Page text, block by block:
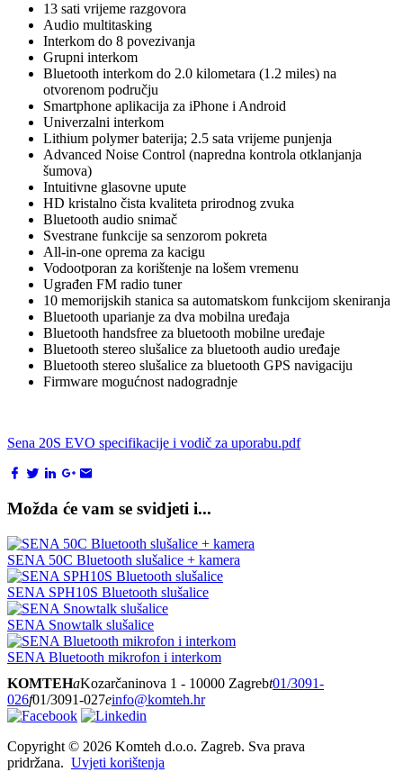
13 sati vrijeme razgovora
Audio multitasking
Interkom do 8 povezivanja
Grupni interkom
Bluetooth interkom do 2.0 kilometara (1.2 miles) na
otvorenom području
Smartphone aplikacija za iPhone i Android
Univerzalni interkom
Lithium polymer baterija; 2.5 sata vrijeme punjenja
Advanced Noise Control (napredna kontrola otklanjanja
šumova)
Intuitivne glasovne upute
HD kristalno čista kvaliteta prirodnog zvuka
Bluetooth audio snimač
Svestrane funkcije sa senzorom pokreta
All-in-one oprema za kacigu
Vodootporan za korištenje na lošem vremenu
Ugrađen FM radio tuner
10 memorijskih stanica sa automatskom funkcijom skeniranja
Bluetooth uparianje za dva mobilna uređaja
Bluetooth handsfree za bluetooth mobilne uređaje
Bluetooth stereo slušalice za bluetooth audio uređaje
Bluetooth stereo slušalice za bluetooth GPS navigaciju
Firmware mogućnost nadogradnje
Sena 20S EVO specifikacije i vodič za uporabu.pdf
Možda će vam se svidjeti i...
SENA 50C Bluetooth slušalice + kamera
SENA SPH10S Bluetooth slušalice
SENA Snowtalk slušalice
SENA Bluetooth mikrofon i interkom
KOMTEHaKozarčaninova 1 - 10000 Zagrebt01/3091-
026f01/3091-027einfo@komteh.hr
Copyright © 2026 Komteh d.o.o. Zagreb. Sva prava
pridržana. Uvjeti korištenja